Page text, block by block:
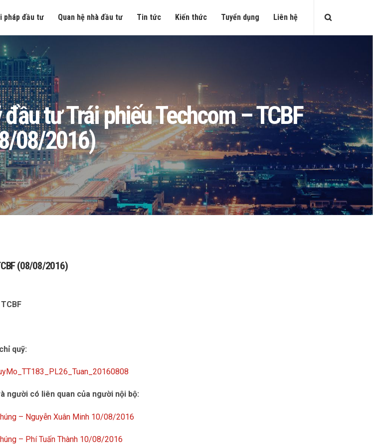
pháp đầu tư Quan hệ nhà đầu tư Tin tức Kiến thức Tuyển dụng Liên hệ
tư Trái phiếu Techcom – TCBF
08/2016)
(08/08/2016)
quỹ:
người có liên quan của người nội bộ:
– Nguyễn Xuân Minh 10/08/2016
– Phí Tuấn Thành 10/08/2016